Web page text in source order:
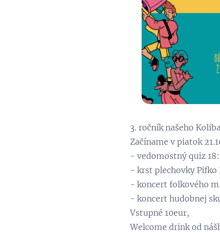
3. ročník našeho
Začíname v piatok
- vedomostný quiz
- krst plechovky Pifko
- koncert folkového m
- koncert hudobnej
Vstupné 10eur,
Welcome drink od